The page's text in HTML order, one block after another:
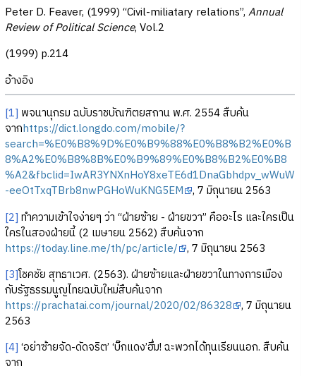
Peter D. Feaver, (1999) “Civil-miliatary relations”, Annual
Review of Political Science, Vol.2
(1999) p.214
อ้างอิง
[1] พจนานุกรม ฉบับราชบัณฑิตยสถาน พ.ศ. 2554 สืบค้น
จากhttps://dict.longdo.com/mobile/?
search=%E0%B8%9D%E0%B9%88%E0%B8%B2%E0%B
8%A2%E0%B8%8B%E0%B9%89%E0%B8%B2%E0%B8
%A2&fbclid=IwAR3YNXnHoY8xeTE6d1DnaGbhdpv_wWuW
-eeOtTxqTBrb8nwPGHoWuKNG5EM , 7 มิถุนายน 2563
[2] ทำความเข้าใจง่ายๆ ว่า “ฝ่ายซ้าย - ฝ่ายขวา” คืออะไร และใครเป็น
ใครในสองฝ่ายนี้ (2 เมษายน 2562) สืบค้นจาก
https://today.line.me/th/pc/article/ , 7 มิถุนายน 2563
[3]โชคชัย สุทธาเวศ. (2563). ฝ่ายซ้ายและฝ่ายขวาในทางการเมือง
กับรัฐธรรมนูญไทยฉบับใหม่สืบค้นจาก
https://prachatai.com/journal/2020/02/86328 , 7 มิถุนายน
2563
[4] ‘อย่าซ้ายจัด-ดัดจริต’ ‘บิ๊กแดง’ฮึ่ม! ฉะพวกได้ทุนเรียนนอก. สืบค้น
จาก